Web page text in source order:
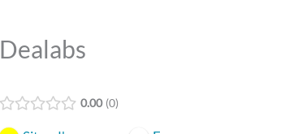
Dealabs
0.00 0